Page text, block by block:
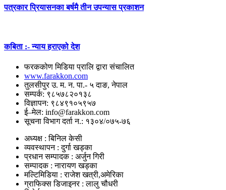
पत्रकार प्रियासनका बर्षमै तीन उपन्यास प्रकाशन
कबिता :- न्याय हराएको देश
फरककोण मिडिया प्रालि द्वारा संचालित
www.farakkon.com
तुलसीपुर उ. म. न. पा.- ५ दाङ, नेपाल
सम्पर्क: ९८५७८२०१३८
विज्ञापन: ९८४९१०५९५७
ई–मेल: info@farakkon.com
सूचना विभाग दर्ता न.: १३०४/०७५-७६
अध्यक्ष : बिनिल केसी
व्यवस्थापन : दुर्गा खड्का
प्रधान सम्पादक : अर्जुन गिरी
सम्पादक : नारायण खड्का
मल्टिमिडिया : राजेश खत्री,अमेरिका
ग्राफिक्स डिजाइनर : लालु चौधरी